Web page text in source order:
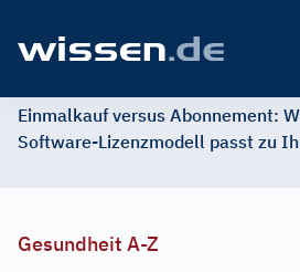
Einmalkauf versus Abonnement:
Software-Lizenzmodell passt zu
Gesundheit A-Z